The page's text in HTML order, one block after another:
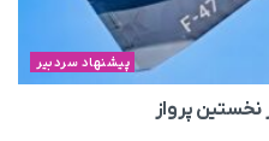
پیشنهاد سردبیر